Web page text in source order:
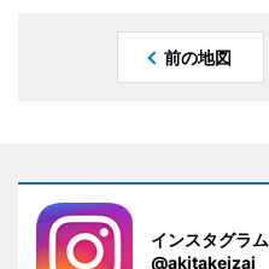
前の地図
インスタグラム
@akitakeizai